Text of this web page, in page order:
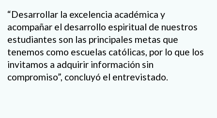
“Desarrollar la excelencia académica y
acompañar el desarrollo espiritual de nuestros
estudiantes son las principales metas que
tenemos como escuelas católicas, por lo que los
invitamos a adquirir información sin
compromiso”, concluyó el entrevistado.